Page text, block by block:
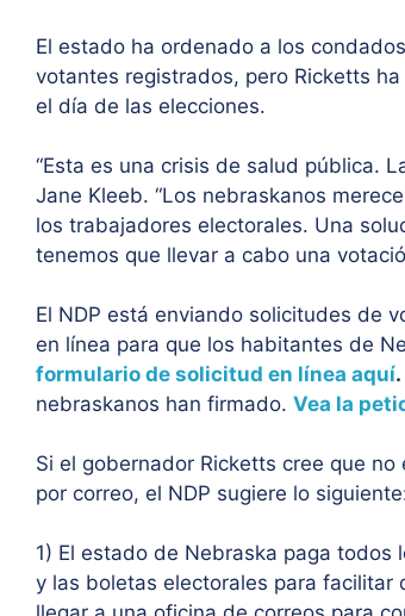
El estado ha ordenado a los
votantes registrados, pero Ricketts
el día de las elecciones.
“Esta es una crisis de salud pública.
Jane Kleeb. “Los nebraskanos
los trabajadores electorales. Una
tenemos que llevar a cabo una
El NDP está enviando solicitudes de
en línea para que los habitantes de
formulario de solicitud en línea aquí.
nebraskanos han firmado. Vea la
Si el gobernador Ricketts cree que
por correo, el NDP sugiere lo
1) El estado de Nebraska paga
y las boletas electorales para facilitar